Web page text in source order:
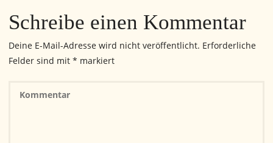
Schreibe einen Kommentar
Deine E-Mail-Adresse wird nicht veröffentlicht. Erforderliche
Felder sind mit* markiert